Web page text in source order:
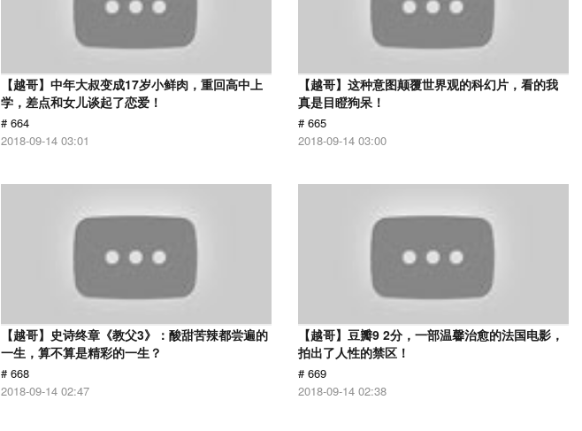
【越哥】中年大叔变成17岁小鲜肉，重回高中上
学，差点和女儿谈起了恋爱！
# 664
2018-09-14 03:01
【越哥】这种意图颠覆世界观的科幻片，看的我
真是目瞪狗呆！
# 665
2018-09-14 03:00
【越哥】史诗终章《教父3》：酸甜苦辣都尝遍的
一生，算不算是精彩的一生？
# 668
2018-09-14 02:47
【越哥】豆瓣9 2分，一部温馨治愈的法国电影，
拍出了人性的禁区！
# 669
2018-09-14 02:38